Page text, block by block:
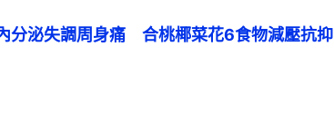
分泌失調周身痛　合桃椰菜花6食物減壓抗抑